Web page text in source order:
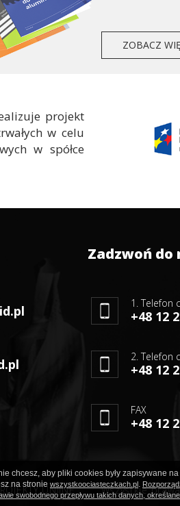
ZOBACZ
projekt
w celu
w spółce
Zadzwoń do
1. Telefon
+48 12
2. Telefon
+48 12
FAX
+48 12
UNIJNE Wszystkie
chcesz, aby pliki cookies były zapisywane
na stronie wszystkoociasteczkach.pl.
swobodnego przepływu takich danych,